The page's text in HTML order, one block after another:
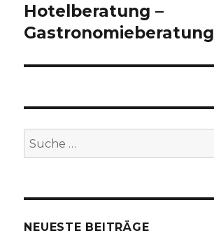
Hotelberatung –
Gastronomieberatung
Suche
nach:
NEUESTE BEITRÄGE